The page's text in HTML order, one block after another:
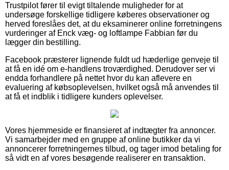
Trustpilot fører til evigt tiltalende muligheder for at
undersøge forskellige tidligere køberes observationer og
herved foreslåes det, at du eksaminerer online forretningens
vurderinger af Enck væg- og loftlampe Fabbian før du
lægger din bestilling.
Facebook præsterer lignende fuldt ud hæderlige genveje til
at få en idé om e-handlens troværdighed. Derudover ser vi
endda forhandlere på nettet hvor du kan aflevere en
evaluering af købsoplevelsen, hvilket også må anvendes til
at få et indblik i tidligere kunders oplevelser.
Vores hjemmeside er finansieret af indtægter fra annoncer.
Vi samarbejder med en gruppe af online butikker da vi
annoncerer forretningernes tilbud, og tager imod betaling for
så vidt en af vores besøgende realiserer en transaktion.